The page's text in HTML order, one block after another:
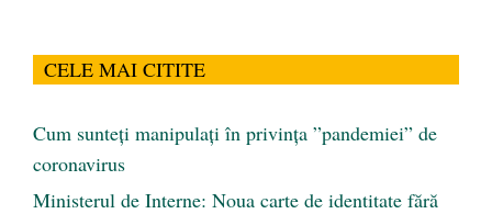
CELE MAI CITITE
Cum sunteți manipulați în privința ”pandemiei” de
coronavirus
Ministerul de Interne: Noua carte de identitate fără